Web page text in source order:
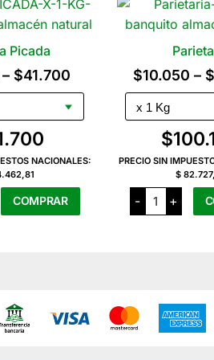
Picada
– $41.700Rango
de
precios:
$4.200
hasta
$41.700
NACIONALES:
COMPRAR
variantes.
Las
$10.050 –
$
PRECIO SIN
$
-
Parietaria
cantidad
+
Las